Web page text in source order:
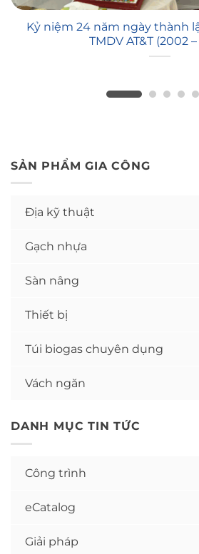
Kỷ niệm 24 năm ngày thành
TMDV AT&T (2002
SẢN PHẨM GIA CÔNG
Địa kỹ thuật
Gạch nhựa
Sàn nâng
Thiết bị
Túi biogas chuyên dụng
Vách ngăn
DANH MỤC TIN TỨC
Công trình
eCatalog
Giải pháp